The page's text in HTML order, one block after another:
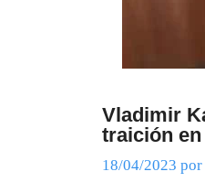
Vladimir
traición
18/04/2023 por